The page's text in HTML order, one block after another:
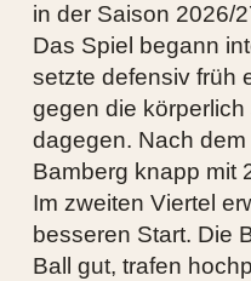
in der Saison 2026/
Das Spiel begann
setzte defensiv früh
gegen die körperlich
dagegen. Nach
Bamberg knapp mit
Im zweiten Viertel
besseren Start. Die
Ball gut, trafen